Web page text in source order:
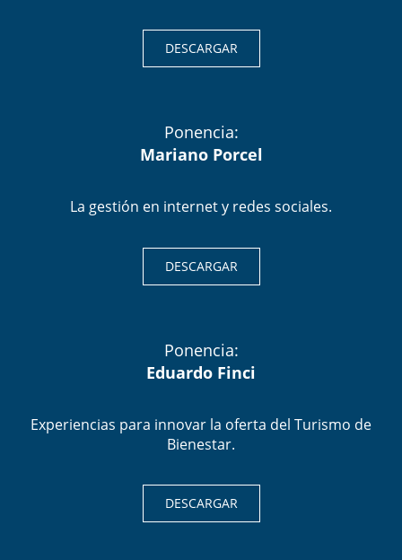
DESCARGAR
Ponencia:
Mariano Porcel
La gestión en internet y redes sociales.
DESCARGAR
Ponencia:
Eduardo Finci
Experiencias para innovar la oferta del Turismo de
Bienestar.
DESCARGAR